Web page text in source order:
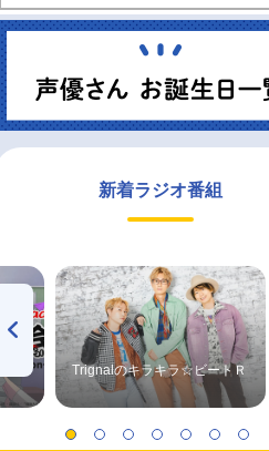
新着ラジオ番組
Trignalのキラキラ☆ビートＲ